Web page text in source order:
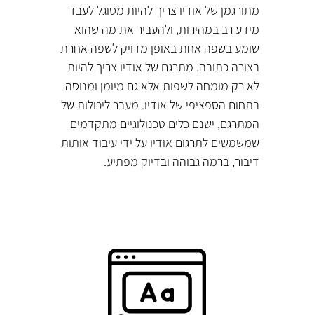
מתורגמן של אודיו צריך להיות מסוגל לעבד
מידע רב במהירות, ולהעביר את מה שהוא
שומע בשפה אחת באופן מדויק לשפה אחרת
בצורה כתובה. מתרגם של אודיו צריך להיות
לא רק מומחה לשפות אלא גם מיומן ומנוסה
בתחום הספציפי של אודיו. מעבר ליכולות של
המתרגם, ישנם כלים טכנולוגיים מתקדמים
שמשמשים לתרגום אודיו על ידי עיבוד אותות
דיבור, ברמה גבוהה ובדיוק מפתיע.